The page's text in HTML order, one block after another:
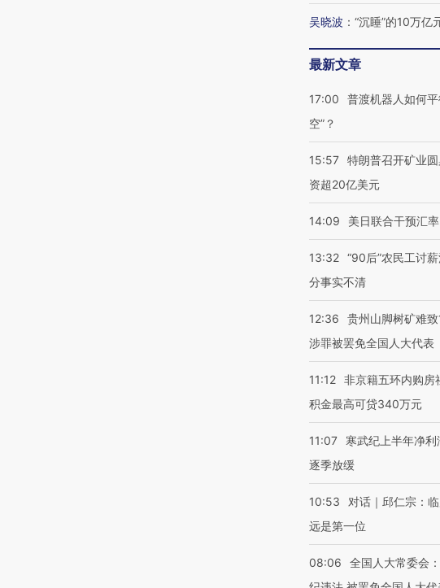
吴晓波 ： “沉睡”的10万亿
最新文章
17:00
普渡机器人如何平
空”？
15:57 特朗普召开矿业
资超20亿美元
14:09 美日联合干预汇
13:32 “90后”农民工讨
分事实不清
12:36
贵州山脚树矿难
涉罪被罢免全国人大代表
11:12 非京籍五环内购房
积金最高可贷340万元
11:07
寒武纪上半年净
逐季放缓
10:53
对话｜邱仁宗：
远是第一位
08:06
全国人大常委会